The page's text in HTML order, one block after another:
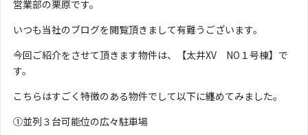
営業部の栗原です。
いつも当社のブログを閲覧頂きまして有難うございます。
今回ご紹介をさせて頂きます物件は、【太井XV NO１号棟】で
す。
こちらはすごく特徴のある物件でして以下に纏めてみました。
①並列３台可能位の広々駐車場